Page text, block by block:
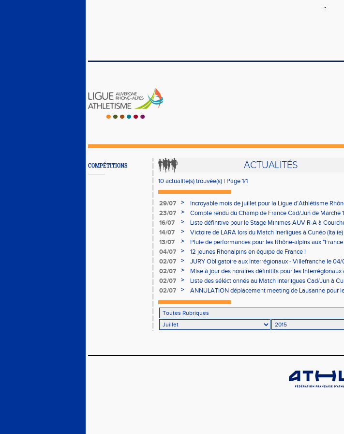
COMPÉTITIONS ACTUALITÉS
10 actualité(s) trouvée(s) | Page 1/1
29/07 >
Incroyable mois de juillet pour la Ligue d’Athlétisme
23/07
>
Compte rendu du Champ de France Cad/Jun de Marche
16/07
>
Liste définitive pour le Stage Minimes AUV R-A à
28 aout 2015
14/07 >
Victoire de LARA lors du Match Inerligues à Cunéo (Italie)
13/07
>
Pluie de performances pour les Rhône-alpins aux
week-end
04/07 >
12 jeunes Rhonalpins en équipe de France !
02/07
>
JURY Obligatoire aux Interrégionaux - Villefranche le
le 05/07
02/07 >
Mise à jour des horaires définitifs pour les Interrégionaux
(attention modifications) le 05/07
02/07 >
Liste des séléctionnés au Match Interligues Cad/Jun à
12/07
02/07 > ANNULATION déplacement meeting de Lausanne pour